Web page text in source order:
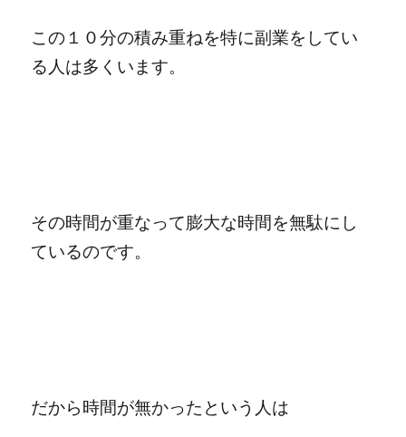
この１０分の積み重ねを特に副業をしてい
る人は多くいます。
その時間が重なって膨大な時間を無駄にし
ているのです。
だから時間が無かったという人は